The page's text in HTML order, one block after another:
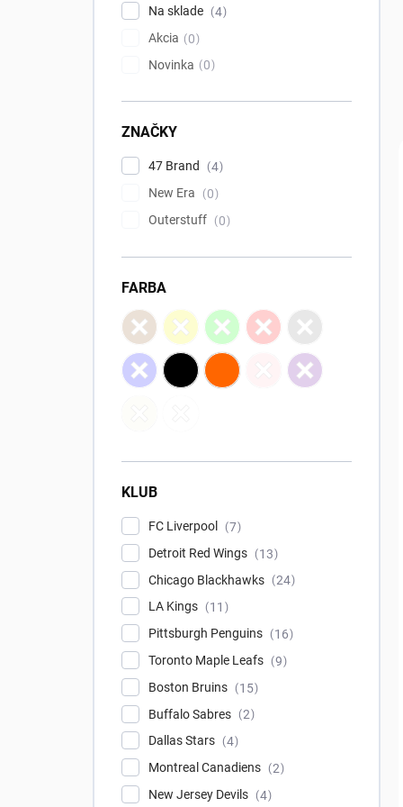
Na sklade
4
Akcia
0
Novinka
0
ZNAČKY
47 Brand
4
New Era
0
Outerstuff
0
FARBA
KLUB
FC Liverpool
7
Detroit Red Wings
13
Chicago Blackhawks
24
LA Kings
11
Pittsburgh Penguins
16
Toronto Maple Leafs
9
Boston Bruins
15
Buffalo Sabres
2
Dallas Stars
4
Montreal Canadiens
2
New Jersey Devils
4